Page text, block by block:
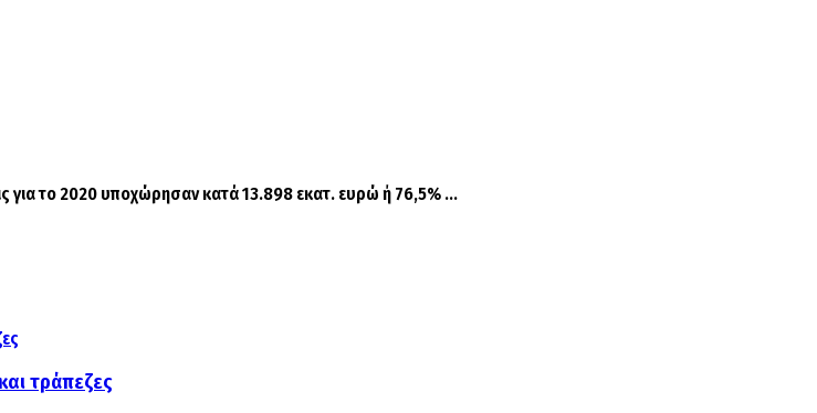
για το 2020 υποχώρησαν κατά 13.898 εκατ. ευρώ ή 76,5% ...
τράπεζες